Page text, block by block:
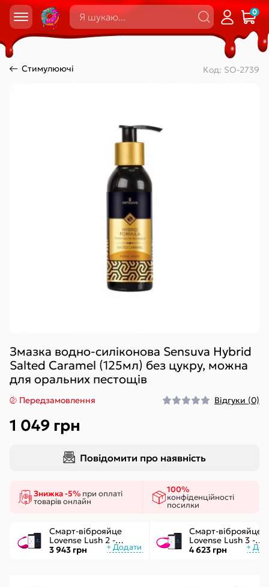
0
Стимулюючі Код: SO-2739
Змазка водно-силіконова Sensuva Hybrid
Salted Caramel (125мл) без цукру, можна
для оральних пестощів
Передзамовлення Відгуки (0)
1 049 грн
Повідомити про наявність
Знижка -5% при оплаті
товарів онлайн
100%
конфіденційності
посилки
Смарт-віброяйце
Lovense Lush 2 -
управління через
додаток
3 943 грн
Смарт-віброяйце
Lovense Lush 3 -
керування через
інтернет
4 623 грн